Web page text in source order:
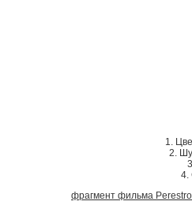
1.
2.
4.
фрагмент фильма